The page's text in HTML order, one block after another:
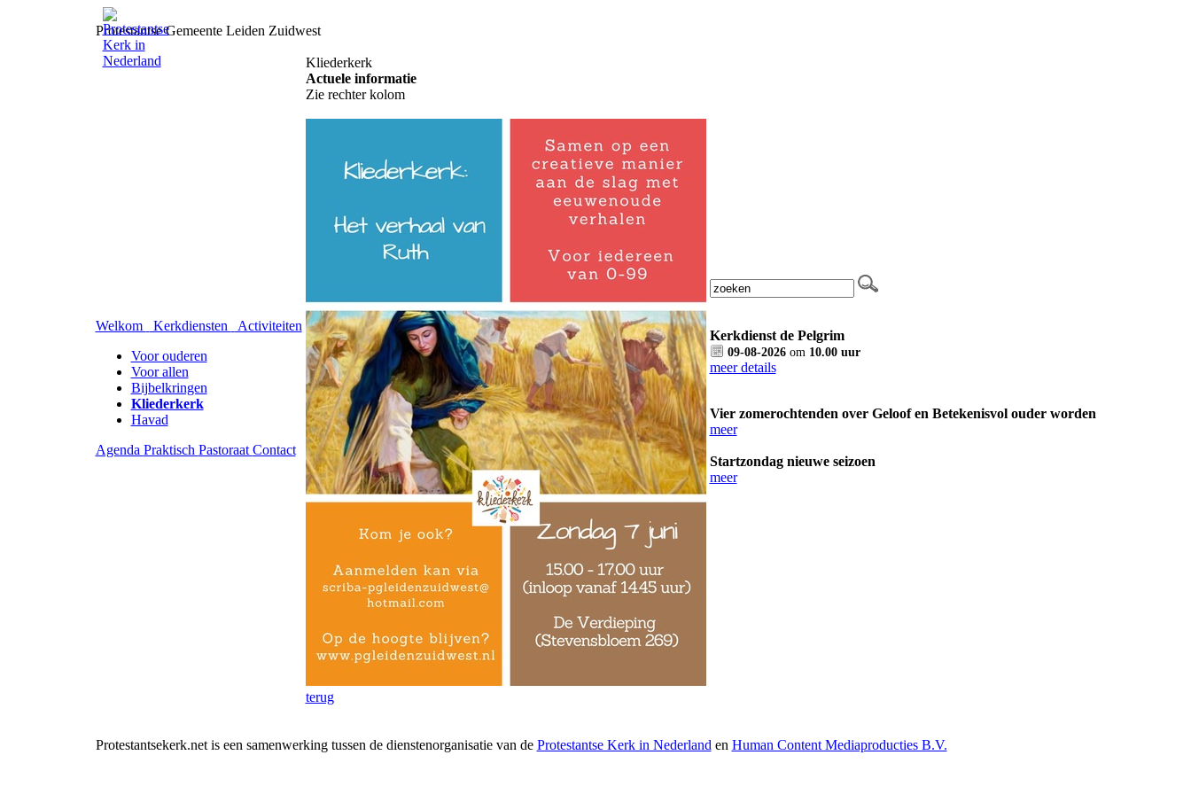
Protestantse Gemeente Leiden Zuidwest
Welkom Kerkdiensten
Activiteiten
Voor ouderen
Voor allen
Bijbelkringen
Kliederkerk
Havad
Agenda Praktisch Pastoraat Contact
Kliederkerk
Actuele informatie
Zie rechter kolom
terug
Kerkdienst de Pelgrim
09-08-2026om 10.00 uur
meer details
Vier zomerochtenden over Geloof en Betekenisvol ouder worden
meer
Startzondag nieuwe seizoen
meer
Protestantsekerk.net is een samenwerking tussen de dienstenorganisatie van de Protestantse Kerk in Nederland en Human Content Mediaproducties B.V.